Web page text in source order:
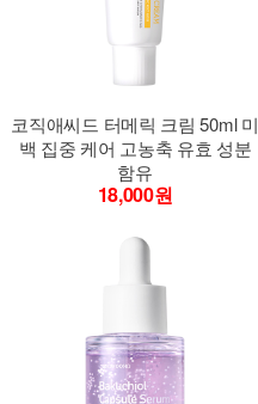
코직애씨드 터메릭 크림 50ml 미
백 집중 케어 고농축 유효 성분
함유
18,000원